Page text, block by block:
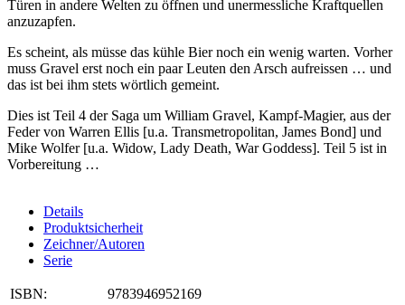
Türen in andere Welten zu öffnen und unermessliche Kraftquellen
anzuzapfen.
Es scheint, als müsse das kühle Bier noch ein wenig warten. Vorher
muss Gravel erst noch ein paar Leuten den Arsch aufreissen … und
das ist bei ihm stets wörtlich gemeint.
Dies ist Teil 4 der Saga um William Gravel, Kampf-Magier, aus der
Feder von Warren Ellis [u.a. Transmetropolitan, James Bond] und
Mike Wolfer [u.a. Widow, Lady Death, War Goddess]. Teil 5 ist in
Vorbereitung …
Details
Produktsicherheit
Zeichner/Autoren
Serie
ISBN:
9783946952169